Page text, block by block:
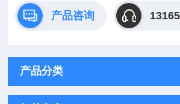
产品咨询
产品分类